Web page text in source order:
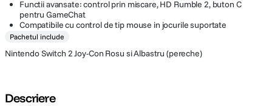
Functii avansate: control prin miscare, HD Rumble 2, buton C
pentru GameChat
Compatibile cu control de tip mouse in jocurile suportate
Pachetul include
Nintendo Switch 2 Joy-Con Rosu si Albastru (pereche)
Descriere